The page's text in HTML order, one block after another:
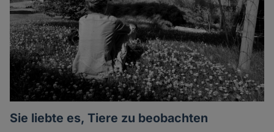
Sie liebte es, Tiere zu beobachten